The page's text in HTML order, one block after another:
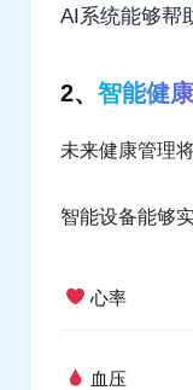
AI系统能够帮
2、 智能健
未来健康管理
智能设备能够
心率
血压